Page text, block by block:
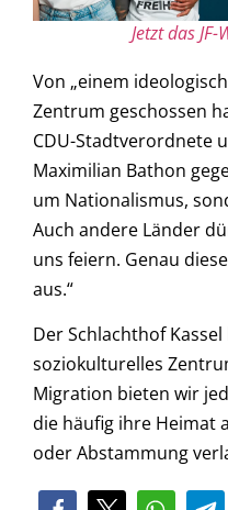
Jetzt das
Von „einem
Zentrum geschossen
CDU-Stadtverordnete
Maximilian Bathon
um Nationalismus,
Auch andere Länder
uns feiern. Genau
aus.“
Der Schlachthof Kassel
soziokulturelles
Migration bieten wir
die häufig ihre Heimat
oder Abstammung